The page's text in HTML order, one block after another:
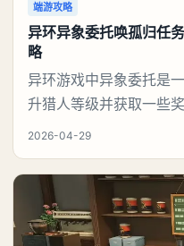
端游攻略
异环异象委托唤孤归任
略
异环游戏中异象委托是
升猎人等级并获取一些
任务应该怎么做，今天
础任务指引前往主城区
置：办公楼楼顶飞机坪
莉，利用其二技能高机
2026-04-29